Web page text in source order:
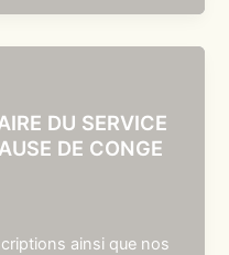
DU SERVICE
DE CONGE
ainsi que nos